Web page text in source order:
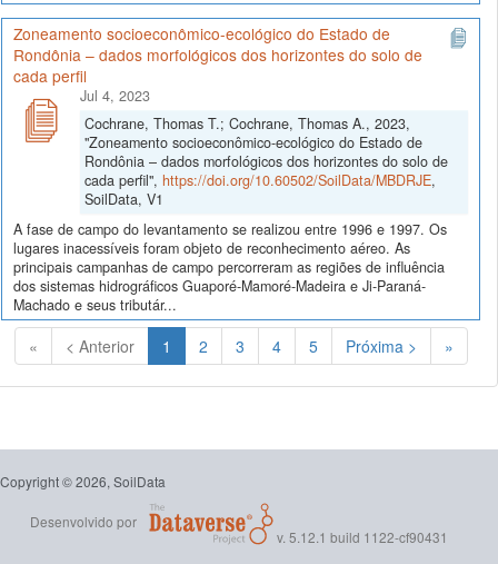
Zoneamento socioeconômico-ecológico do Estado de
Rondônia – dados morfológicos dos horizontes do solo de
cada perfil
Jul 4, 2023
Cochrane, Thomas T.; Cochrane, Thomas A., 2023,
"Zoneamento socioeconômico-ecológico do Estado de
Rondônia – dados morfológicos dos horizontes do solo de
cada perfil", https://doi.org/10.60502/SoilData/MBDRJE,
SoilData, V1
A fase de campo do levantamento se realizou entre 1996 e 1997. Os
lugares inacessíveis foram objeto de reconhecimento aéreo. As
principais campanhas de campo percorreram as regiões de influência
dos sistemas hidrográficos Guaporé-Mamoré-Madeira e Ji-Paraná-
Machado e seus tributár...
« < Anterior 1 (Atual)
2 3 4 5 Próxima > »
Copyright © 2026, SoilData
Desenvolvido por
v. 5.12.1 build 1122-cf90431